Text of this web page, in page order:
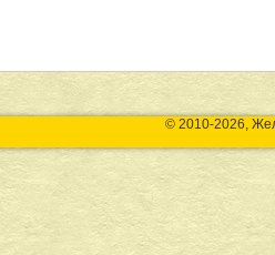
© 2010-2026,